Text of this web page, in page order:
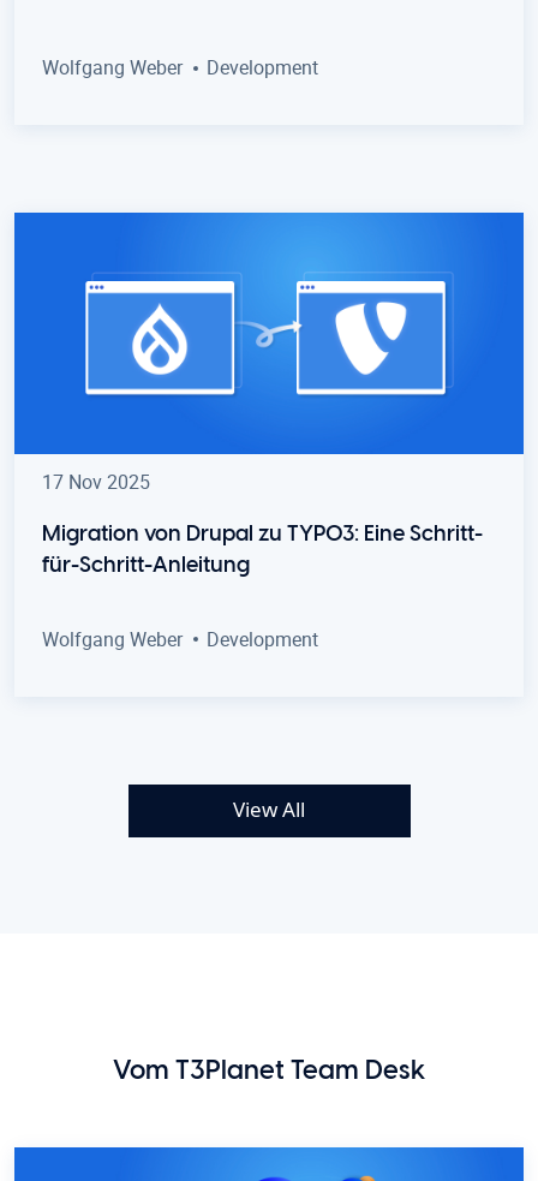
Wolfgang Weber Development
17 Nov 2025
Migration von Drupal zu TYPO3: Eine Schritt-
für-Schritt-Anleitung
Wolfgang Weber Development
View All
Vom T3Planet Team Desk